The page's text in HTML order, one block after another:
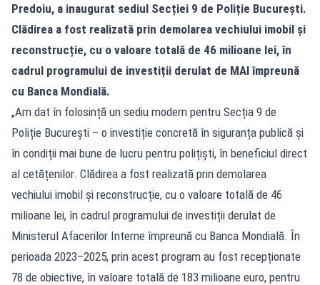
Predoiu, a inaugurat sediul Secției 9 de Poliție București.
Clădirea a fost realizată prin demolarea vechiului imobil și
reconstrucție, cu o valoare totală de 46 milioane lei, în
cadrul programului de investiții derulat de MAI împreună
cu Banca Mondială.
„Am dat în folosință un sediu modern pentru Secția 9 de
Poliție București – o investiție concretă în siguranța publică și
în condiții mai bune de lucru pentru polițiști, în beneficiul direct
al cetățenilor. Clădirea a fost realizată prin demolarea
vechiului imobil și reconstrucție, cu o valoare totală de 46
milioane lei, în cadrul programului de investiții derulat de
Ministerul Afacerilor Interne împreună cu Banca Mondială. În
perioada 2023–2025, prin acest program au fost recepționate
78 de obiective, în valoare totală de 183 milioane euro, pentru